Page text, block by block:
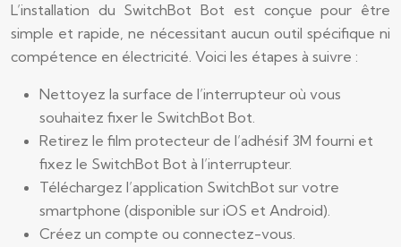
L’installation du SwitchBot Bot est conçue pour être
simple et rapide, ne nécessitant aucun outil spécifique ni
compétence en électricité. Voici les étapes à suivre :
Nettoyez la surface de l’interrupteur où vous
souhaitez fixer le SwitchBot Bot.
Retirez le film protecteur de l’adhésif 3M fourni et
fixez le SwitchBot Bot à l’interrupteur.
Téléchargez l’application SwitchBot sur votre
smartphone (disponible sur iOS et Android).
Créez un compte ou connectez-vous.